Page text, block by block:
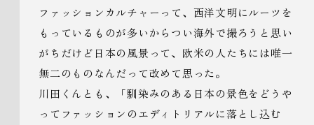
ファッションカルチャーって、西洋文明にルーツを
もっているものが多いからつい海外で撮ろうと思い
がちだけど日本の風景って、欧米の人たちには唯一
無二のものなんだって改めて思った。
川田くんとも、「馴染みのある日本の景色をどうや
ってファッションのエディトリアルに落とし込む